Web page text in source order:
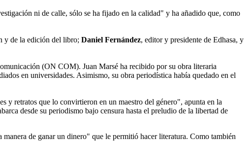
ni de calle, sólo se ha fijado en la calidad" y ha añadido que, como
y de la edición del libro; Daniel Fernández, editor y presidente de Edhasa, y
(ON COM). Juan Marsé ha recibido por su obra literaria
en universidades. Asimismo, su obra periodística había quedado en el
y retratos que lo convirtieron en un maestro del género", apunta en la
desde su periodismo bajo censura hasta el preludio de la libertad de
de ganar un dinero" que le permitió hacer literatura. Como también